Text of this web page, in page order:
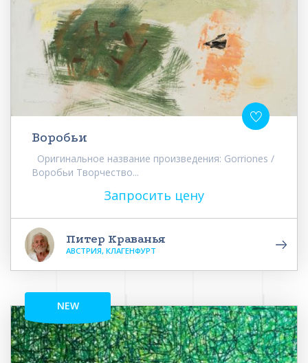
Воробьи
Оригинальное название произведения: Gorriones /
Воробьи Творчество...
Запросить цену
Питер Краванья
АВСТРИЯ, КЛАГЕНФУРТ
NEW